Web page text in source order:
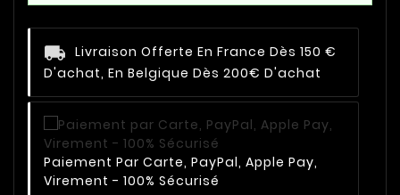
Livraison Offerte En France Dès 150 €
D'achat, En Belgique Dès 200€ D'achat
Paiement Par Carte, PayPal, Apple Pay,
Virement - 100% Sécurisé